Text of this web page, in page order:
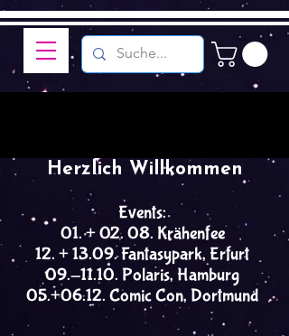
Events:
01. + 02. 08. Krähenfee
12. + 13.09. Fantasypark, Erfurt
09.-11.10. Polaris, Hamburg
05.+06.12. Comic Con, Dortmund
Herzlich Willkommen